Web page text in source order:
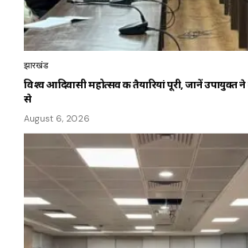
झारखंड
विश्व आदिवासी महोत्सव की तैयारियां पूरी, जानें उपायुक्त
से
August 6, 2026